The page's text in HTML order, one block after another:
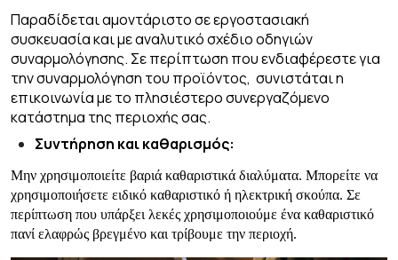
Παραδίδεται αμοντάριστο σε εργοστασιακή
συσκευασία και με αναλυτικό σχέδιο οδηγιών
συναρμολόγησης. Σε περίπτωση που ενδιαφέρεστε για
την συναρμολόγηση του προϊόντος, συνιστάται η
επικοινωνία με το πλησιέστερο συνεργαζόμενο
κατάστημα της περιοχής σας.
Συντήρηση και καθαρισμός:
Μην χρησιμοποιείτε βαριά καθαριστικά διαλύματα. Μπορείτε να
χρησιμοποιήσετε ειδικό καθαριστικό ή ηλεκτρική σκούπα. Σε
περίπτωση που υπάρξει λεκές χρησιμοποιούμε ένα καθαριστικό
πανί ελαφρώς βρεγμένο και τρίβουμε την περιοχή.